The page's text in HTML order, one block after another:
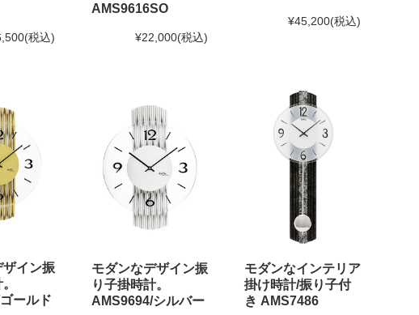
(税込)
AMS9616SO
¥22,000(税込)
¥45,200(税込)
ザイン振
ールド
モダンなデザイン振
り子掛時計。
AMS9694/シルバー
モダンなインテリア
掛け時計/振り子付
き AMS7486